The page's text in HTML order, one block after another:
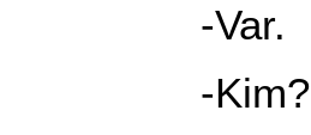
-Var.
-Kim?